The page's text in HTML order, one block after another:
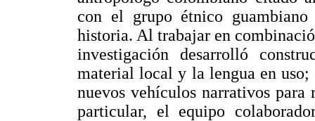
con el grupo étnico
historia. Al trabajar en
investigación desarrolló
material local y la lengua en
nuevos vehículos narrativos para
particular, el equipo